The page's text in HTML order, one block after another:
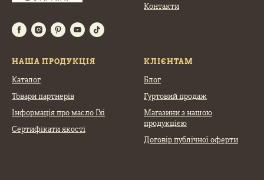
Контакти
НАША ПРОДУКЦІЯ
Каталог
Товари партнерів
Інформація про масло Гхі
Сертифікати якості
КЛІЄНТАМ
Блог
Гуртовий продаж
Магазини з нашою
продукцією
Договір публічної оферти